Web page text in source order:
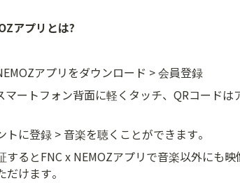
アプリとは?
アプリをダウンロード > 会員登録
マートフォン背面に軽くタッチ、QRコードは
に登録 > 音楽を聴くことができます。
するとFNC x NEMOZアプリで音楽以外にも
けます。